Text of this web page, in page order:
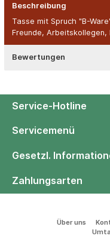
Beschreibung
Tasse mit Spruch "B-
Freunde, Arbeitskollegen,
Bewertungen
Service-Hotline
Servicemenü
Gesetzl.
Zahlungsarten
Über uns